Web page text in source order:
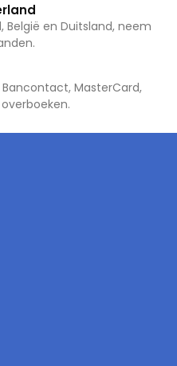
België en Duitsland, neem
MasterCard,